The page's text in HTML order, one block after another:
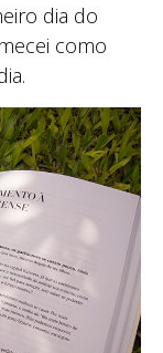
dia do
como